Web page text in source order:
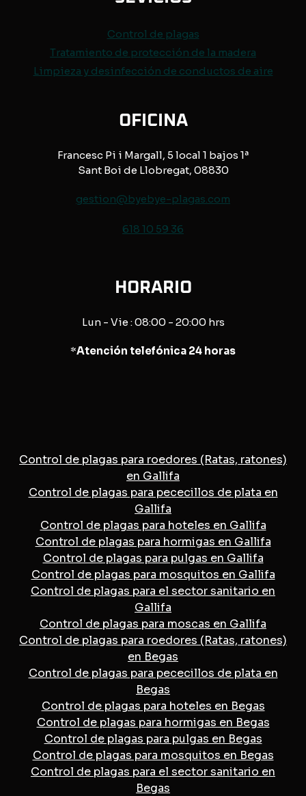
Control de plagas
Tratamiento de protección de la madera
Limpieza y desinfección de conductos de aire
OFICINA
Francesc Pi i Margall, 5 local 1 bajos 1ª
Sant Boi de Llobregat, 08830
gestion@byebye-plagas.com
618 10 59 36
HORARIO
Lun - Vie : 08:00 - 20:00 hrs
*Atención telefónica 24 horas
Control de plagas para roedores (Ratas, ratones)
en Gallifa
Control de plagas para pececillos de plata en
Gallifa
Control de plagas para hoteles en Gallifa
Control de plagas para hormigas en Gallifa
Control de plagas para pulgas en Gallifa
Control de plagas para mosquitos en Gallifa
Control de plagas para el sector sanitario en
Gallifa
Control de plagas para moscas en Gallifa
Control de plagas para roedores (Ratas, ratones)
en Begas
Control de plagas para pececillos de plata en
Begas
Control de plagas para hoteles en Begas
Control de plagas para hormigas en Begas
Control de plagas para pulgas en Begas
Control de plagas para mosquitos en Begas
Control de plagas para el sector sanitario en
Begas